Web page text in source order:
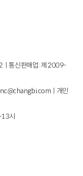
ㅣ통신판매업 : 제 2009-
ㅣ개인
시